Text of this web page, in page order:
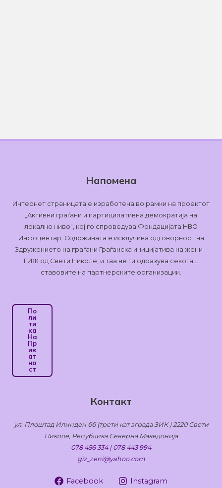
Напомена
Интернет страницата е изработена во рамки на проектот
„Активни граѓани и партиципативна демократија на
локално ниво“, кој го спроведува Фондацијата НВО
Инфоцентар. Содржината е исклучива одговорност на
Здружението на граѓани Граѓанска иницијатива на жени –
ГИЖ од Свети Николе, и таа не ги одразува секогаш
ставовите на партнерските организации.
По
Ли
Ти
Ка
На
Пр
Ив
Ат
Но
Ст
Контакт
ул. Плоштад Илинден бб (трети кат зграда ЗИК ) 2220 Свети
Николе, Република Северна Македонија
078 456 334 | 078 443 994
giz_zeni@yahoo.com
Facebook Instagram